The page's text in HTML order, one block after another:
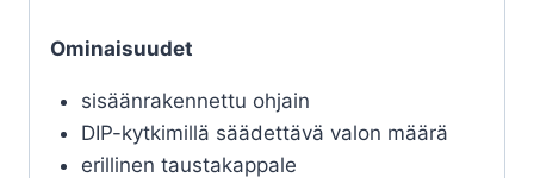
Ominaisuudet
sisäänrakennettu ohjain
DIP-kytkimillä säädettävä valon määrä
erillinen taustakappale